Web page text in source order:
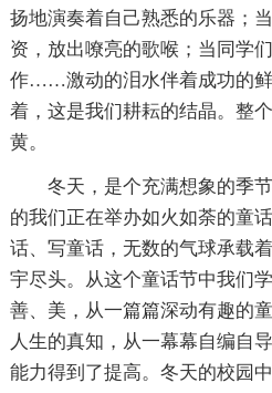
扬地演奏着自己熟悉的乐器；
资，放出嘹亮的歌喉；当同学
作……激动的泪水伴着成功的
着，这是我们耕耘的结晶。整
黄。
冬天，是个充满想象的季
的我们正在举办如火如荼的童
话、写童话，无数的气球承载
宇尽头。从这个童话节中我们
善、美，从一篇篇深动有趣的
人生的真知，从一幕幕自编自
能力得到了提高。冬天的校园